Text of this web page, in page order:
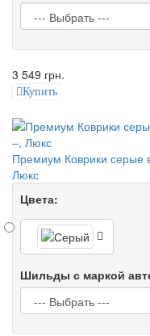
3 549 грн.
Купить
Премиум Коврики серые
Люкс
Цвета:
Шильды с маркой